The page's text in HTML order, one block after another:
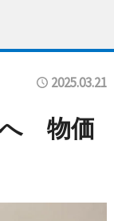
2025.03.21
へ 物価